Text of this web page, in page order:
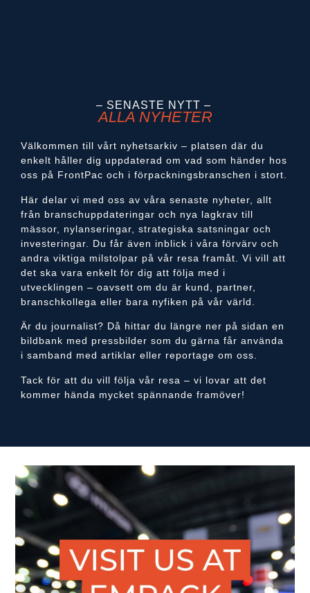
– SENASTE NYTT –
ALLA NYHETER
Välkommen till vårt nyhetsarkiv – platsen där du
enkelt håller dig uppdaterad om vad som händer hos
oss på FrontPac och i förpackningsbranschen i stort.
Här delar vi med oss av våra senaste nyheter, allt
från branschuppdateringar och nya lagkrav till
mässor, nylanseringar, strategiska satsningar och
investeringar. Du får även inblick i våra förvärv och
andra viktiga milstolpar på vår resa framåt. Vi vill att
det ska vara enkelt för dig att följa med i
utvecklingen – oavsett om du är kund, partner,
branschkollega eller bara nyfiken på vår värld.
Är du journalist? Då hittar du längre ner på sidan en
bildbank med pressbilder som du gärna får använda
i samband med artiklar eller reportage om oss.
Tack för att du vill följa vår resa – vi lovar att det
kommer hända mycket spännande framöver!